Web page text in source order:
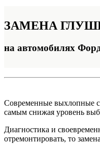
ЗАМЕНА
на автомобилях
Современные выхлопные
самым снижая уровень
Диагностика и
отремонтировать, то